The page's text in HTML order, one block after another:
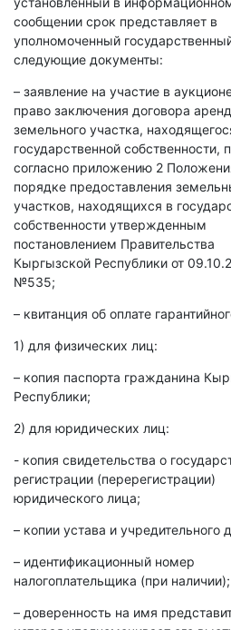
сообщении срок представляет в
уполномоченный
следующие документы:
– заявление на участие в
право заключения договора
земельного участка,
государственной собственности,
согласно приложению 2
порядке предоставления
участков, находящихся в
собственности утвержденным
постановлением Правительства
Кыргызской Республики от
№535;
– квитанция об оплате
1) для физических лиц:
– копия паспорта гражданина
Республики;
2) для юридических лиц:
- копия свидетельства о
регистрации (перерегистрации)
юридического лица;
– копии устава и учредительного
– идентификационный номер
налогоплательщика (при наличии);
– доверенность на имя